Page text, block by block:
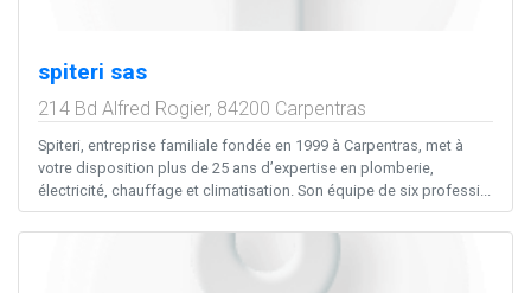
spiteri sas
214 Bd Alfred Rogier, 84200 Carpentras
Spiteri, entreprise familiale fondée en 1999 à Carpentras, met à
votre disposition plus de 25 ans d’expertise en plomberie,
électricité, chauffage et climatisation. Son équipe de six professi...